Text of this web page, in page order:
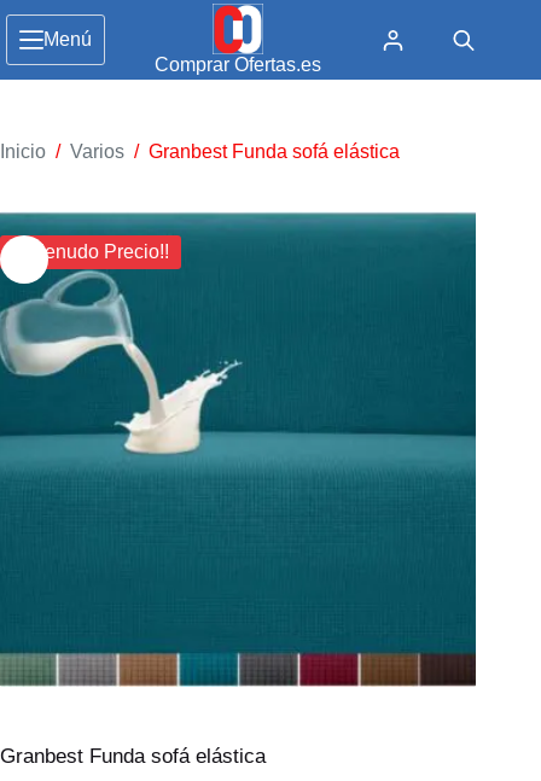
Menú
Comprar Ofertas.es
Inicio / Varios / Granbest Funda sofá elástica
¡¡ Menudo Precio!!
Granbest Funda sofá elástica